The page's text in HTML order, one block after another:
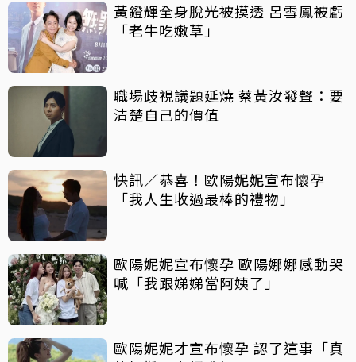
黃鐙輝全身脫光被摸透 呂雪鳳被虧
「老牛吃嫩草」
職場歧視議題延燒 蔡黃汝發聲：要
清楚自己的價值
快訊／恭喜！歐陽妮妮宣布懷孕
「我人生收過最棒的禮物」
歐陽妮妮宣布懷孕 歐陽娜娜感動哭
喊「我跟娣娣當阿姨了」
歐陽妮妮才宣布懷孕 認了這事「真